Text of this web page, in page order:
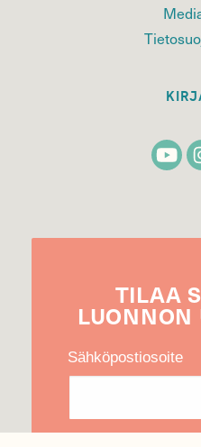
TILAA
LUONNON
Sähköpostiosoite